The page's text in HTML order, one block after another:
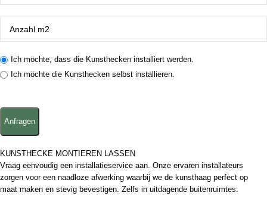
Ich möchte, dass die Kunsthecken installiert werden.
Ich möchte die Kunsthecken selbst installieren.
KUNSTHECKE MONTIEREN LASSEN
Vraag eenvoudig een installatieservice aan. Onze ervaren installateurs
zorgen voor een naadloze afwerking waarbij we de kunsthaag perfect op
maat maken en stevig bevestigen. Zelfs in uitdagende buitenruimtes.